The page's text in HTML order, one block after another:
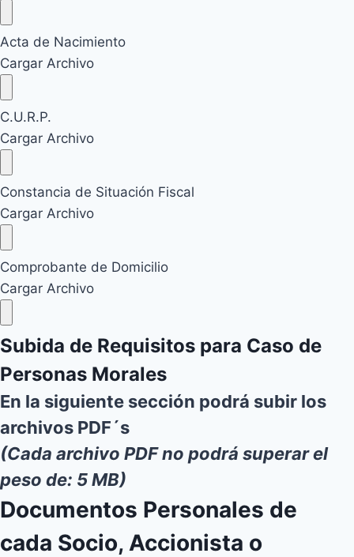
Acta de Nacimiento
Cargar Archivo
C.U.R.P.
Cargar Archivo
Constancia de Situación Fiscal
Cargar Archivo
Comprobante de Domicilio
Cargar Archivo
Subida de Requisitos para Caso de
Personas Morales
En la siguiente sección podrá subir los
archivos PDF´s
(Cada archivo PDF no podrá superar el
peso de: 5 MB)
Documentos Personales de
cada Socio, Accionista o